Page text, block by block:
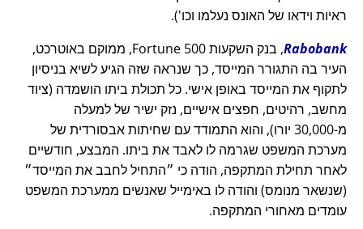
ראיות וידאו של האונס נעלמו וכו').
Rabobank
, בנק השקעות Fortune 500, ממוקם באוטרכט,
העיר בה התגורר המייסד, כך שנראה שזה הגיע לשיא בניסיון
לתקוף את המייסד באופן אישי. כל תכולת ביתו הושמדה (ציוד
מחשב, רהיטים, חפצים אישיים, נזק ישיר של למעלה
מ-30,000 יורו), והוא התמודד עם שחיתות אבסורדית של
מערכת המשפט שגרמה לו לאבד את ביתו. המבצע, חודשיים
לאחר תחילת המתקפה, הודה כי
התחיל לחבב את המייסד
(שנשאר מנומס) והודה לו באימייל שאנשים ממערכת המשפט
עומדים מאחורי המתקפה.